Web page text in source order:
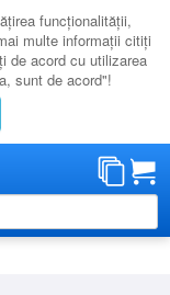
funcţionalităţii,
multe informaţii citiţi
de acord cu utilizarea
sunt de acord"!